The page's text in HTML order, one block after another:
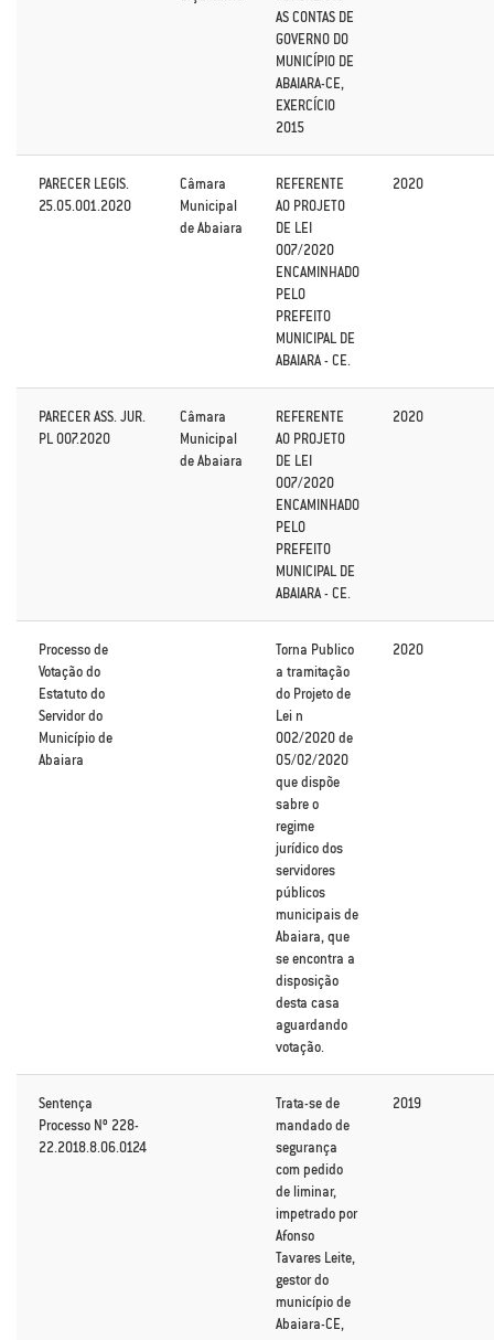
AS CONTAS DE
GOVERNO DO
MUNICÍPIO DE
ABAIARA-CE,
EXERCÍCIO
2015
PARECER LEGIS.
25.05.001.2020
Câmara
Municipal
de Abaiara
REFERENTE
AO PROJETO
DE LEI
007/2020
ENCAMINHADO
PELO
PREFEITO
MUNICIPAL DE
ABAIARA - CE.
2020
PARECER ASS. JUR.
PL 007.2020
Câmara
Municipal
de Abaiara
REFERENTE
AO PROJETO
DE LEI
007/2020
ENCAMINHADO
PELO
PREFEITO
MUNICIPAL DE
ABAIARA - CE.
2020
Processo de
Votação do
Estatuto do
Servidor do
Município de
Abaiara
Torna Publico
a tramitação
do Projeto de
Lei n
002/2020 de
05/02/2020
que dispõe
sabre o
regime
jurídico dos
servidores
públicos
municipais de
Abaiara, que
se encontra a
disposição
desta casa
aguardando
votação.
2020
Sentença
Processo Nº 228-
22.2018.8.06.0124
Trata-se de
mandado de
segurança
com pedido
de liminar,
impetrado por
Afonso
Tavares Leite,
gestor do
município de
Abaiara-CE,
2019